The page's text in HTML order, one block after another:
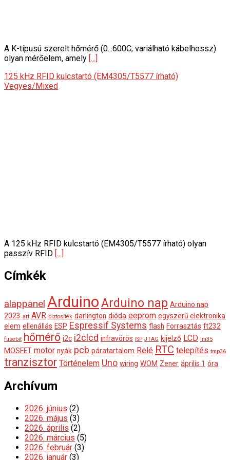
A K-típusú szerelt hőmérő (0...600C; variálható kábelhossz)
olyan mérőelem, amely [...]
125 kHz RFID kulcstartó (EM4305/T5577 írható)
Vegyes/Mixed
A 125 kHz RFID kulcstartó (EM4305/T5577 írható) olyan
passzív RFID [...]
Címkék
alappanel ArduinoArduino nap Arduino nap
2023 art AVR biztosíték darlington dióda eeprom egyszerű elektronika
elem ellenállás ESP Espressif Systems flash Forrasztás ft232
fusebit hőmérő i2c i2clcd infravörös ISP JTAG kijelző LCD lm35
MOSFET motor nyák pcb páratartalom Relé RTC telepítés tmp36
tranzisztor Történelem Uno wiring WOM Zener április 1 óra
Archívum
2026. június (2)
2026. május (3)
2026. április (2)
2026. március (5)
2026. február (3)
2026. január (3)